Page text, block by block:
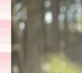
コンセプト
商品一覧
コラム（PETSTANCE